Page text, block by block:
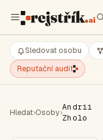
Sledovat osobu
Reputační audit
Hledat›Osoby›
Andrii
Zholo